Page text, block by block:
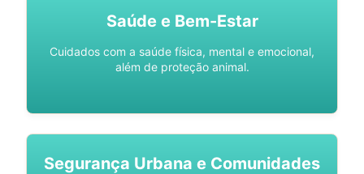
Saúde e Bem-Estar
Cuidados com a saúde física, mental e emocional,
além de proteção animal.
Segurança Urbana e Comunidades